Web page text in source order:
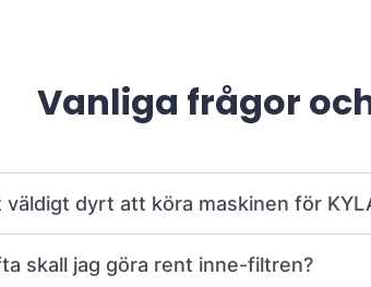
Vanliga frågor
väldigt dyrt att köra maskinen för
skall jag göra rent inne-filtren?